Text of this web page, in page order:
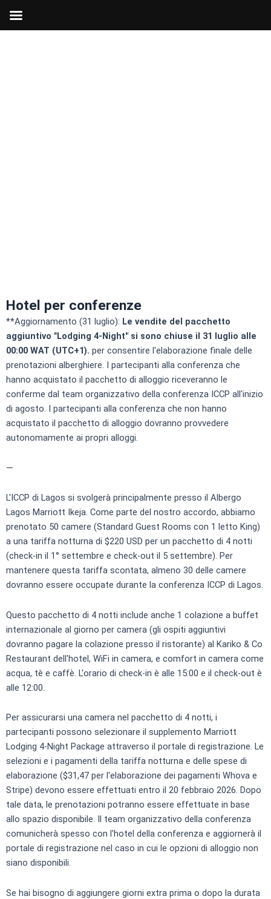
Hotel per conferenze
**Aggiornamento (31 luglio): Le vendite del pacchetto
aggiuntivo "Lodging 4-Night" si sono chiuse il 31 luglio alle
00:00 WAT (UTC+1). per consentire l'elaborazione finale delle
prenotazioni alberghiere. I partecipanti alla conferenza che
hanno acquistato il pacchetto di alloggio riceveranno le
conferme dal team organizzativo della conferenza ICCP all'inizio
di agosto. I partecipanti alla conferenza che non hanno
acquistato il pacchetto di alloggio dovranno provvedere
autonomamente ai propri alloggi.
—
L'ICCP di Lagos si svolgerà principalmente presso il Albergo
Lagos Marriott Ikeja. Come parte del nostro accordo, abbiamo
prenotato 50 camere (Standard Guest Rooms con 1 letto King)
a una tariffa notturna di $220 USD per un pacchetto di 4 notti
(check-in il 1° settembre e check-out il 5 settembre). Per
mantenere questa tariffa scontata, almeno 30 delle camere
dovranno essere occupate durante la conferenza ICCP di Lagos.
Questo pacchetto di 4 notti include anche 1 colazione a buffet
internazionale al giorno per camera (gli ospiti aggiuntivi
dovranno pagare la colazione presso il ristorante) al Kariko & Co
Restaurant dell'hotel, WiFi in camera, e comfort in camera come
acqua, tè e caffè. L'orario di check-in è alle 15:00 e il check-out è
alle 12:00.
Per assicurarsi una camera nel pacchetto di 4 notti, i
partecipanti possono selezionare il supplemento Marriott
Lodging 4-Night Package attraverso il portale di registrazione. Le
selezioni e i pagamenti della tariffa notturna e delle spese di
elaborazione ($31,47 per l'elaborazione dei pagamenti Whova e
Stripe) devono essere effettuati entro il 20 febbraio 2026. Dopo
tale data, le prenotazioni potranno essere effettuate in base
allo spazio disponibile. Il team organizzativo della conferenza
comunicherà spesso con l'hotel della conferenza e aggiornerà il
portale di registrazione nel caso in cui le opzioni di alloggio non
siano disponibili.
Se hai bisogno di aggiungere giorni extra prima o dopo la durata